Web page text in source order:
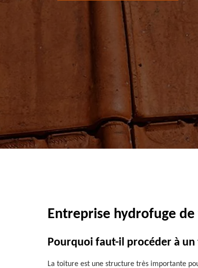
Entreprise hydrofuge
Pourquoi faut-il procéder à
La toiture est une structure très importante